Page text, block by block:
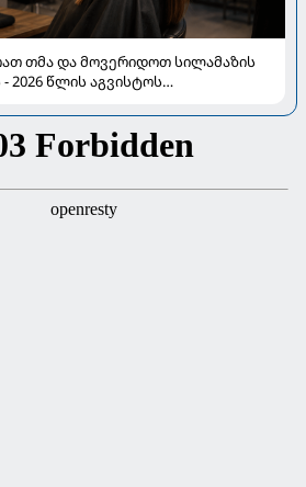
თმა და მოვერიდოთ სილამაზის
2026 წლის აგვისტოს